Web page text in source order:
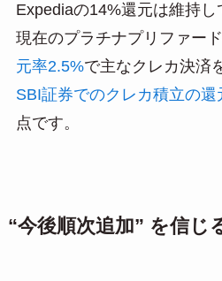
Expediaの14%還元は維持し
現在のプラチナプリファード
元率2.5%で主なクレカ決済
SBI証券でのクレカ積立の還
点です。
“今後順次追加” を信じ